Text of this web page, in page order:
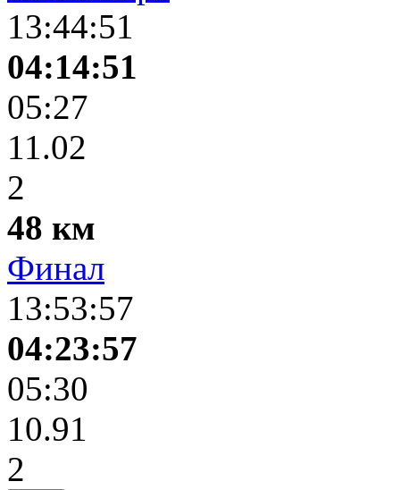
13:44:51
04:14:51
05:27
11.02
2
48 км
Финал
13:53:57
04:23:57
05:30
10.91
2